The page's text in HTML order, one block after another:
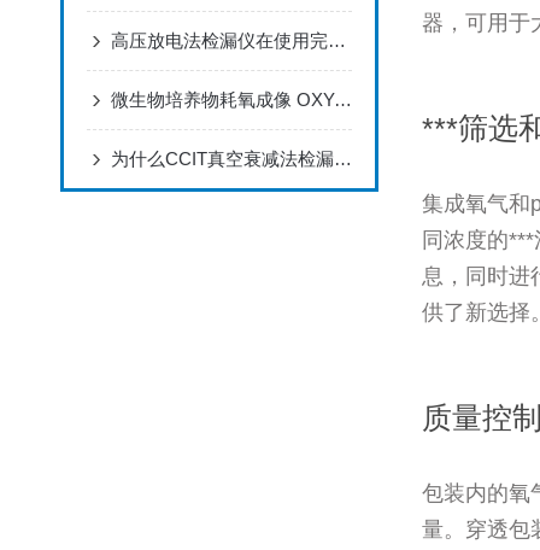
高压放电法检漏仪在使用完后也是需要进行保养的
微生物培养物耗氧成像 OXY-TOUCH 荧光法残氧仪VisiSens
为什么CCIT真空衰减法检漏仪备受青睐？这几点特点说透了
器，可用于
***筛选
集成氧气和
同浓度的
息，同时进
供了新选择
质量控
包装内的氧
量。穿透包